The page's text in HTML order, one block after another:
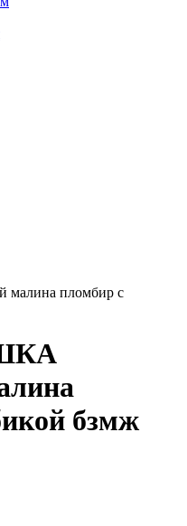
пломбир с
бзмж